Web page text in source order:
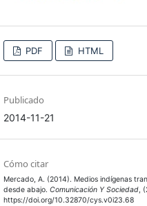
PDF HTML
Publicado
2014-11-21
Cómo citar
Mercado, A. (2014). Medios indígenas
desde abajo. Comunicación Y Sociedad,
https://doi.org/10.32870/cys.v0i23.68